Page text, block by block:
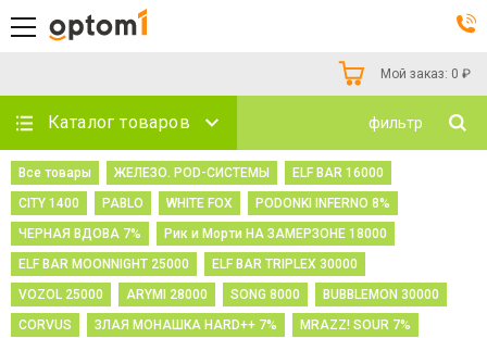
Мой заказ: 0 ₽
Каталог товаров фильтр
Все товары ЖЕЛЕЗО. POD-СИСТЕМЫ
ELF BAR 16000
CITY 1400
PABLO WHITE FOX
PODONKI INFERNO 8%
ЧЕРНАЯ ВДОВА 7%
Рик и Морти НА ЗАМЕРЗОНЕ 18000
ELF BAR MOONNIGHT 25000
ELF BAR TRIPLEX 30000
VOZOL 25000
ARYMI 28000 SONG 8000
BUBBLEMON 30000
CORVUS
ЗЛАЯ МОНАШКА HARD++ 7%
MRAZZ! SOUR 7%